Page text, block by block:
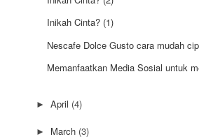
Inikah Cinta? (1)
Nescafe Dolce Gusto cara mudah
Memanfaatkan Media Sosial untuk
► April (4)
► March (3)